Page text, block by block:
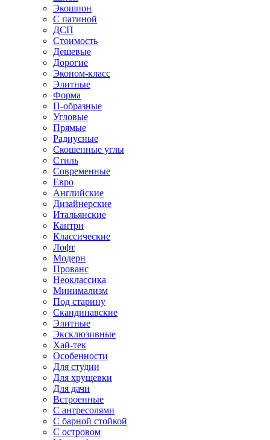
Экошпон
С патиной
ДСП
Стоимость
Дешевые
Дорогие
Эконом-класс
Элитные
Форма
П-образные
Угловые
Прямые
Радиусные
Скошенные углы
Стиль
Современные
Евро
Английские
Дизайнерские
Итальянские
Кантри
Классические
Лофт
Модерн
Прованс
Неоклассика
Минимализм
Под старину
Скандинавские
Элитные
Эксклюзивные
Хай-тек
Особенности
Для студии
Для хрущевки
Для дачи
Встроенные
С антресолями
С барной стойкой
С островом